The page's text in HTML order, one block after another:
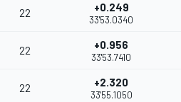
22 +0.249
33'53.0340
22 +0.956
33'53.7410
22 +2.320
33'55.1050